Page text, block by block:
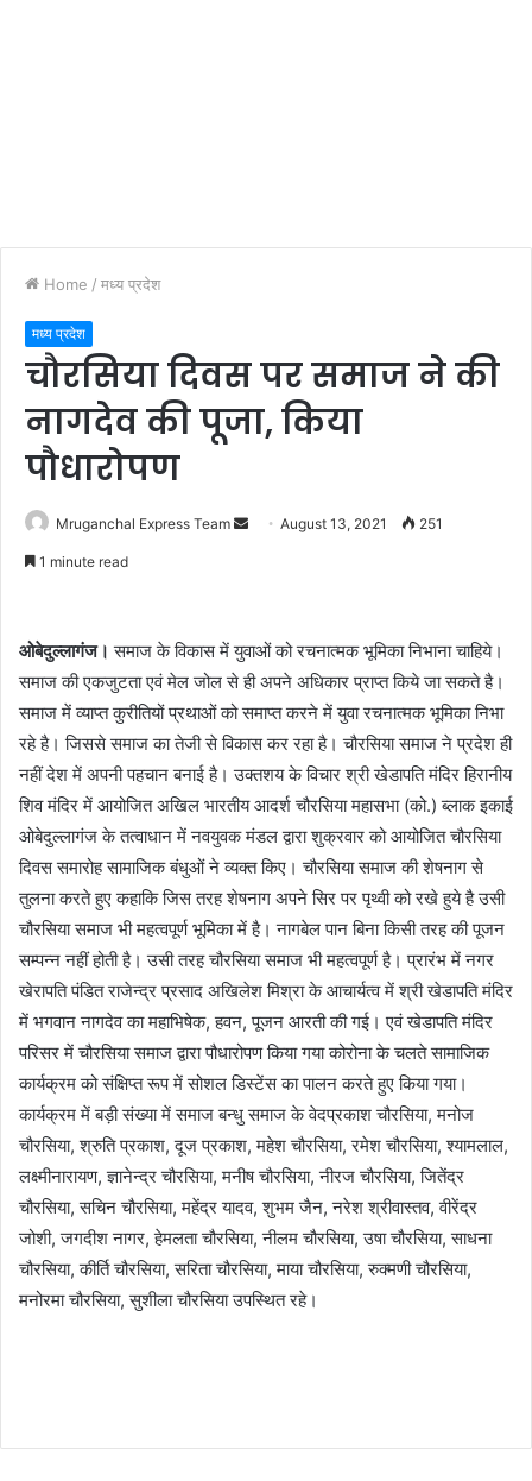
Home / मध्य प्रदेश
मध्य प्रदेश
चौरसिया दिवस पर समाज ने की
नागदेव की पूजा, किया
पौधारोपण
Mruganchal Express Team
Send August 13, 2021 251
1 minute read
ओबेदुल्लागंज।समाज के विकास में युवाओं को रचनात्मक भूमिका निभाना चाहिये।
समाज की एकजुटता एवं मेल जोल से ही अपने अधिकार प्राप्त किये जा सकते है।
समाज में व्याप्त कुरीतियों प्रथाओं को समाप्त करने में युवा रचनात्मक भूमिका निभा
रहे है। जिससे समाज का तेजी से विकास कर रहा है। चौरसिया समाज ने प्रदेश ही
नहीं देश में अपनी पहचान बनाई है। उक्तशय के विचार श्री खेडापति मंदिर हिरानीय
शिव मंदिर में आयोजित अखिल भारतीय आदर्श चौरसिया महासभा (को.) ब्लाक इकाई
ओबेदुल्लागंज के तत्वाधान में नवयुवक मंडल द्वारा शुक्रवार को आयोजित चौरसिया
दिवस समारोह सामाजिक बंधुओं ने व्यक्त किए। चौरसिया समाज की शेषनाग से
तुलना करते हुए कहाकि जिस तरह शेषनाग अपने सिर पर पृथ्वी को रखे हुये है उसी
चौरसिया समाज भी महत्वपूर्ण भूमिका में है। नागबेल पान बिना किसी तरह की पूजन
सम्पन्न नहीं होती है। उसी तरह चौरसिया समाज भी महत्वपूर्ण है। प्रारंभ में नगर
खेरापति पंडित राजेन्द्र प्रसाद अखिलेश मिश्रा के आचार्यत्व में श्री खेडापति मंदिर
में भगवान नागदेव का महाभिषेक, हवन, पूजन आरती की गई। एवं खेडापति मंदिर
परिसर में चौरसिया समाज द्वारा पौधारोपण किया गया कोरोना के चलते सामाजिक
कार्यक्रम को संक्षिप्त रूप में सोशल डिस्टेंस का पालन करते हुए किया गया।
कार्यक्रम में बड़ी संख्या में समाज बन्धु समाज के वेदप्रकाश चौरसिया, मनोज
चौरसिया, श्रुति प्रकाश, दूज प्रकाश, महेश चौरसिया, रमेश चौरसिया, श्यामलाल,
लक्ष्मीनारायण, ज्ञानेन्द्र चौरसिया, मनीष चौरसिया, नीरज चौरसिया, जितेंद्र
चौरसिया, सचिन चौरसिया, महेंद्र यादव, शुभम जैन, नरेश श्रीवास्तव, वीरेंद्र
जोशी, जगदीश नागर, हेमलता चौरसिया, नीलम चौरसिया, उषा चौरसिया, साधना
चौरसिया, कीर्ति चौरसिया, सरिता चौरसिया, माया चौरसिया, रुक्मणी चौरसिया,
मनोरमा चौरसिया, सुशीला चौरसिया उपस्थित रहे।